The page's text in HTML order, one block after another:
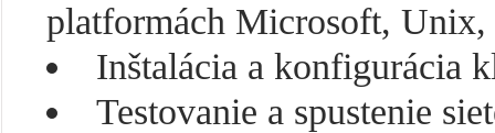
platformách Microsoft,
Inštalácia a konfigurácia
Testovanie a spustenie